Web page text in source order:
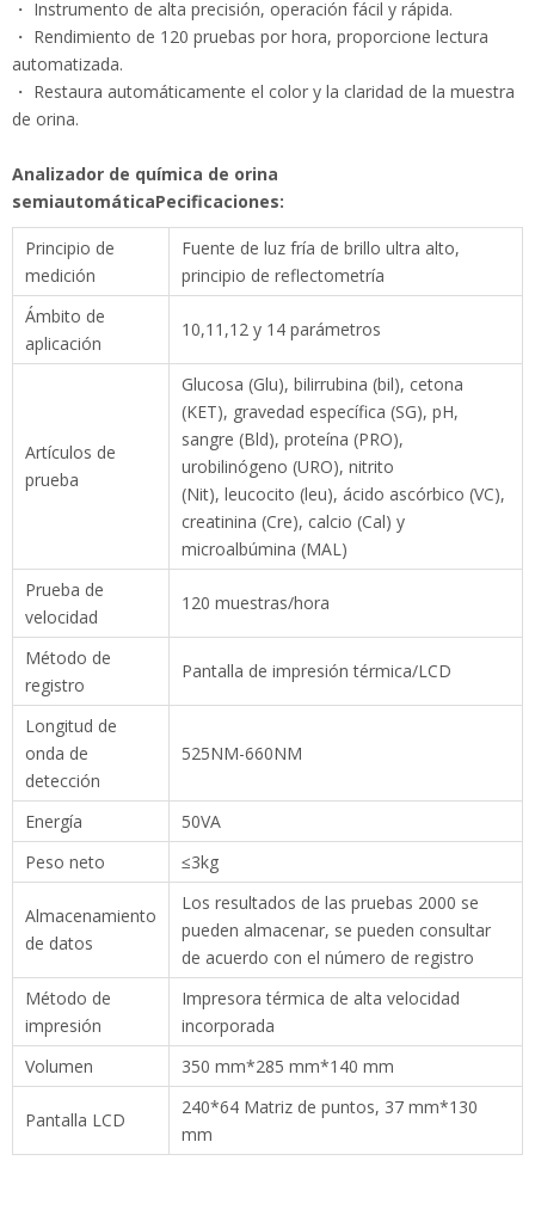
・ Restaura automáticamente el color y la claridad de la
muestra de orina.
Analizador de química de orina
semiautomática
Principio de
medición
Fuente de luz fría de brillo ultra alto, principio
de reflectometría
aplicación
10,11,12 y 14 parámetros
Artículos de
prueba
Glucosa (Glu), bilirrubina (bil), cetona (KET),
proteína (PRO), urobilinógeno (URO), nitrito
(Nit), leucocito (leu), ácido ascórbico (VC),
creatinina (Cre), calcio (Cal) y microalbúmina
(MAL)
Prueba de
velocidad
120 muestras/hora
Pantalla de impresión térmica/LCD
onda de
detección
Energía
50VA
Peso neto
≤3kg
Almacenamiento
de datos
acuerdo con el número de registro
Método de
impresión
incorporada
Volumen
350 mm*285 mm*140 mm
Pantalla LCD
240*64 Matriz de puntos, 37 mm*130 mm